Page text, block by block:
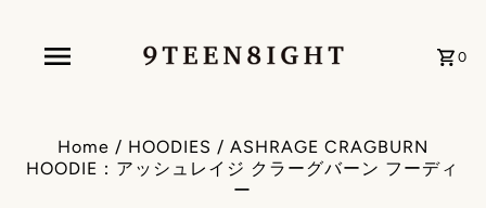
0
Home / HOODIES / ASHRAGE CRAGBURN
HOODIE：アッシュレイジ クラーグバーン フーディ
ー